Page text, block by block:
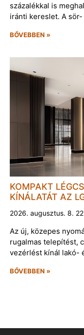
százalékkal is
iránti kereslet. A
BŐVEBBEN »
KOMPAKT
KÍNÁLATÁT AZ
2026. augusztus. 8.
Az új, közepes
rugalmas telepítést,
vezérlést kínál lakó-
BŐVEBBEN »